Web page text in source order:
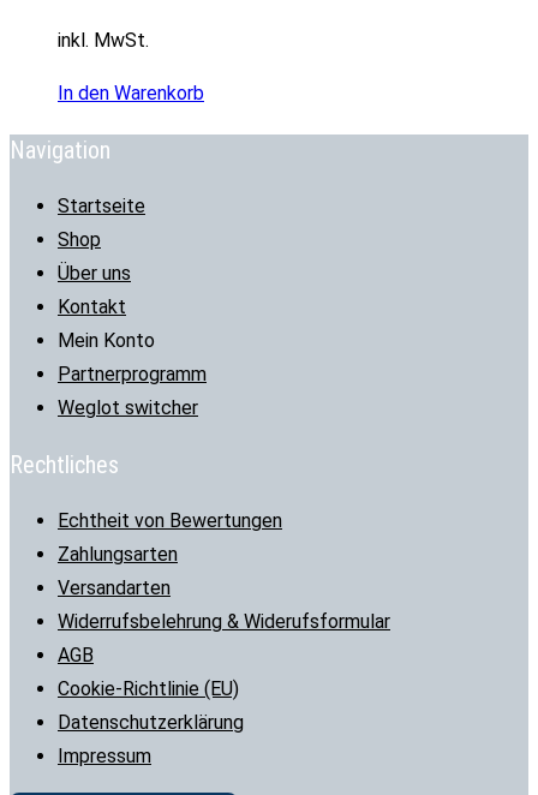
inkl. MwSt.
In den Warenkorb
Navigation
Startseite
Shop
Über uns
Kontakt
Mein Konto
Partnerprogramm
Weglot switcher
Rechtliches
Echtheit von Bewertungen
Zahlungsarten
Versandarten
Widerrufsbelehrung & Widerufsformular
AGB
Cookie-Richtlinie (EU)
Datenschutzerklärung
Impressum